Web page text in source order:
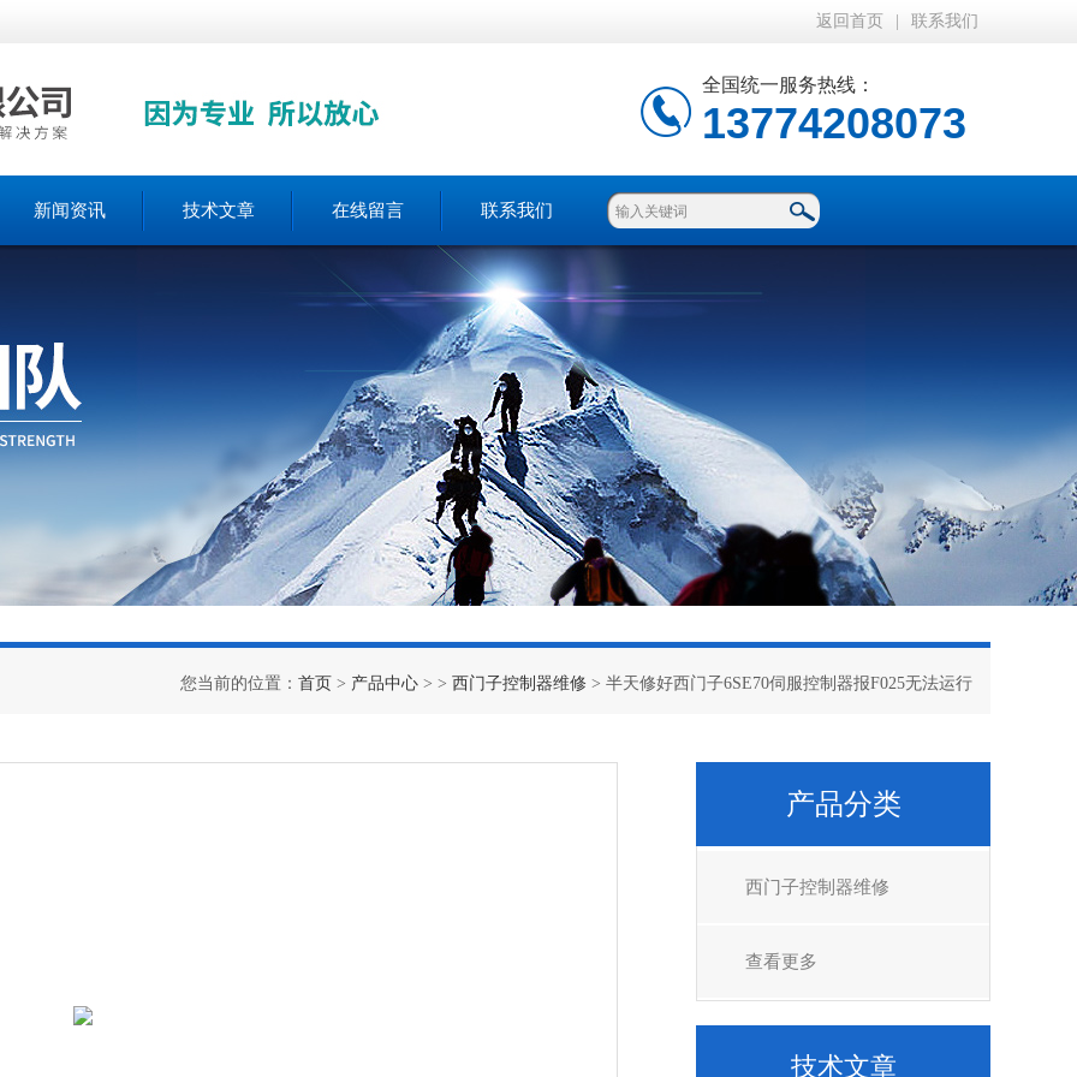
返回首页 联系我们
全国统一服务热线：
13774208073
新闻资讯 技术文章 在线留言 联系我们
您当前的位置： 首页 > 产品中心 > > 西门子控制器维修 > 半天修好西门子6SE70伺服控制器报F025无法运行
产品分类
西门子控制器维修
查看更多
技术文章